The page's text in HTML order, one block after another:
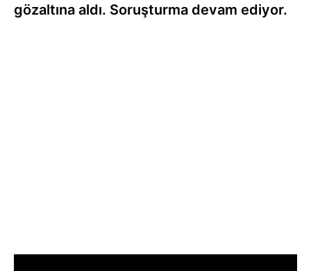
gözaltına aldı. Soruşturma devam ediyor.